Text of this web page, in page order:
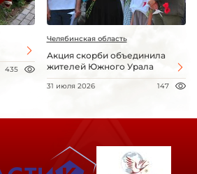
435
Челябинская область
Акция скорби объединила
жителей Южного Урала
31 июля 2026 147